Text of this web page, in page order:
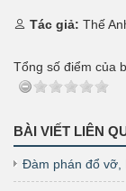
Tác giả: Thế
Tổng số điểm của
BÀI VIẾT LIÊN
Đàm phán đổ vỡ,